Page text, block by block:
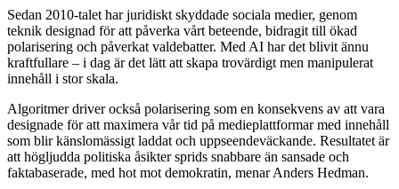
Sedan 2010-talet har juridiskt skyddade sociala medier, genom
teknik designad för att påverka vårt beteende, bidragit till ökad
polarisering och påverkat valdebatter. Med AI har det blivit ännu
kraftfullare – i dag är det lätt att skapa trovärdigt men manipulerat
innehåll i stor skala.
Algoritmer driver också polarisering som en konsekvens av att vara
designade för att maximera vår tid på medieplattformar med innehåll
som blir känslomässigt laddat och uppseendeväckande. Resultatet är
att högljudda politiska åsikter sprids snabbare än sansade och
faktabaserade, med hot mot demokratin, menar Anders Hedman.